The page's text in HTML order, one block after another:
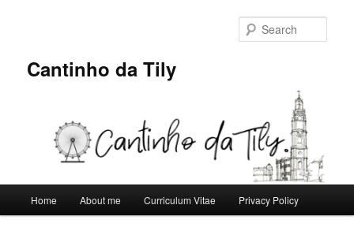
Cantinho da Tily
Home About me Curriculum Vitae Privacy Policy